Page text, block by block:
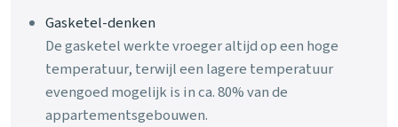
Gasketel-denken
De gasketel werkte vroeger altijd op een hoge
temperatuur, terwijl een lagere temperatuur
evengoed mogelijk is in ca. 80% van de
appartementsgebouwen.